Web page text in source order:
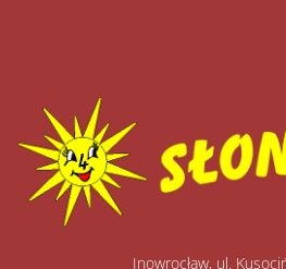
Inowrocław, ul.